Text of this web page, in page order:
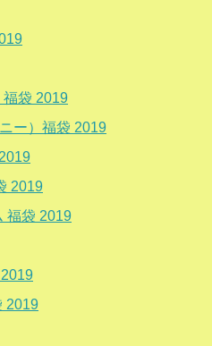
袋 2019
ー）福袋 2019
2019
福袋 2019
2019